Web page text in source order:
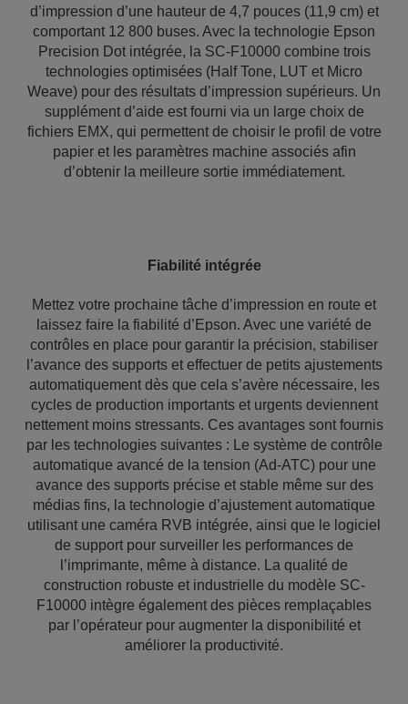
d’impression d’une hauteur de 4,7 pouces (11,9 cm) et
comportant 12 800 buses. Avec la technologie Epson
Precision Dot intégrée, la SC-F10000 combine trois
technologies optimisées (Half Tone, LUT et Micro
Weave) pour des résultats d’impression supérieurs. Un
supplément d’aide est fourni via un large choix de
fichiers EMX, qui permettent de choisir le profil de votre
papier et les paramètres machine associés afin
d’obtenir la meilleure sortie immédiatement.
Fiabilité intégrée
Mettez votre prochaine tâche d’impression en route et
laissez faire la fiabilité d’Epson. Avec une variété de
contrôles en place pour garantir la précision, stabiliser
l’avance des supports et effectuer de petits ajustements
automatiquement dès que cela s’avère nécessaire, les
cycles de production importants et urgents deviennent
nettement moins stressants. Ces avantages sont fournis
par les technologies suivantes : Le système de contrôle
automatique avancé de la tension (Ad-ATC) pour une
avance des supports précise et stable même sur des
médias fins, la technologie d’ajustement automatique
utilisant une caméra RVB intégrée, ainsi que le logiciel
de support pour surveiller les performances de
l’imprimante, même à distance. La qualité de
construction robuste et industrielle du modèle SC-
F10000 intègre également des pièces remplaçables
par l’opérateur pour augmenter la disponibilité et
améliorer la productivité.